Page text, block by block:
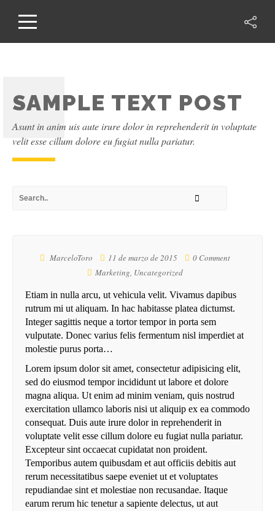
SAMPLE TEXT POST
Asunt in anim uis aute irure dolor in reprehenderit in voluptate
velit esse cillum dolore eu fugiat nulla pariatur.
MarceloToro 11 de marzo de 2015
0 Comment
Marketing, Uncategorized
Etiam in nulla arcu, ut vehicula velit. Vivamus dapibus
rutrum mi ut aliquam. In hac habitasse platea dictumst.
Integer sagittis neque a tortor tempor in porta sem
vulputate. Donec varius felis fermentum nisl imperdiet at
molestie purus porta…
Lorem ipsum dolor sit amet, consectetur adipisicing elit,
sed do eiusmod tempor incididunt ut labore et dolore
magna aliqua. Ut enim ad minim veniam, quis nostrud
exercitation ullamco laboris nisi ut aliquip ex ea commodo
consequat. Duis aute irure dolor in reprehenderit in
voluptate velit esse cillum dolore eu fugiat nulla pariatur.
Excepteur sint occaecat cupidatat non proident.
Temporibus autem quibusdam et aut officiis debitis aut
rerum necessitatibus saepe eveniet ut et voluptates
repudiandae sint et molestiae non recusandae. Itaque
earum rerum hic tenetur a sapiente delectus, ut aut